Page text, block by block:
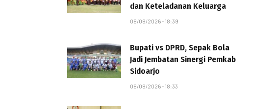
dan Keteladanan Keluarga
08/08/2026 - 18:39
Bupati vs DPRD, Sepak Bola
Jadi Jembatan Sinergi Pemkab
Sidoarjo
08/08/2026 - 18:33